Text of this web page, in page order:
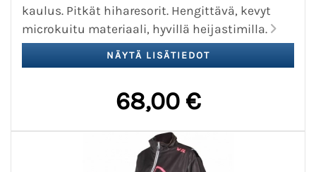
kaulus. Pitkät hiharesorit. Hengittävä, kevyt
microkuitu materiaali, hyvillä heijastimilla.
68,00 €